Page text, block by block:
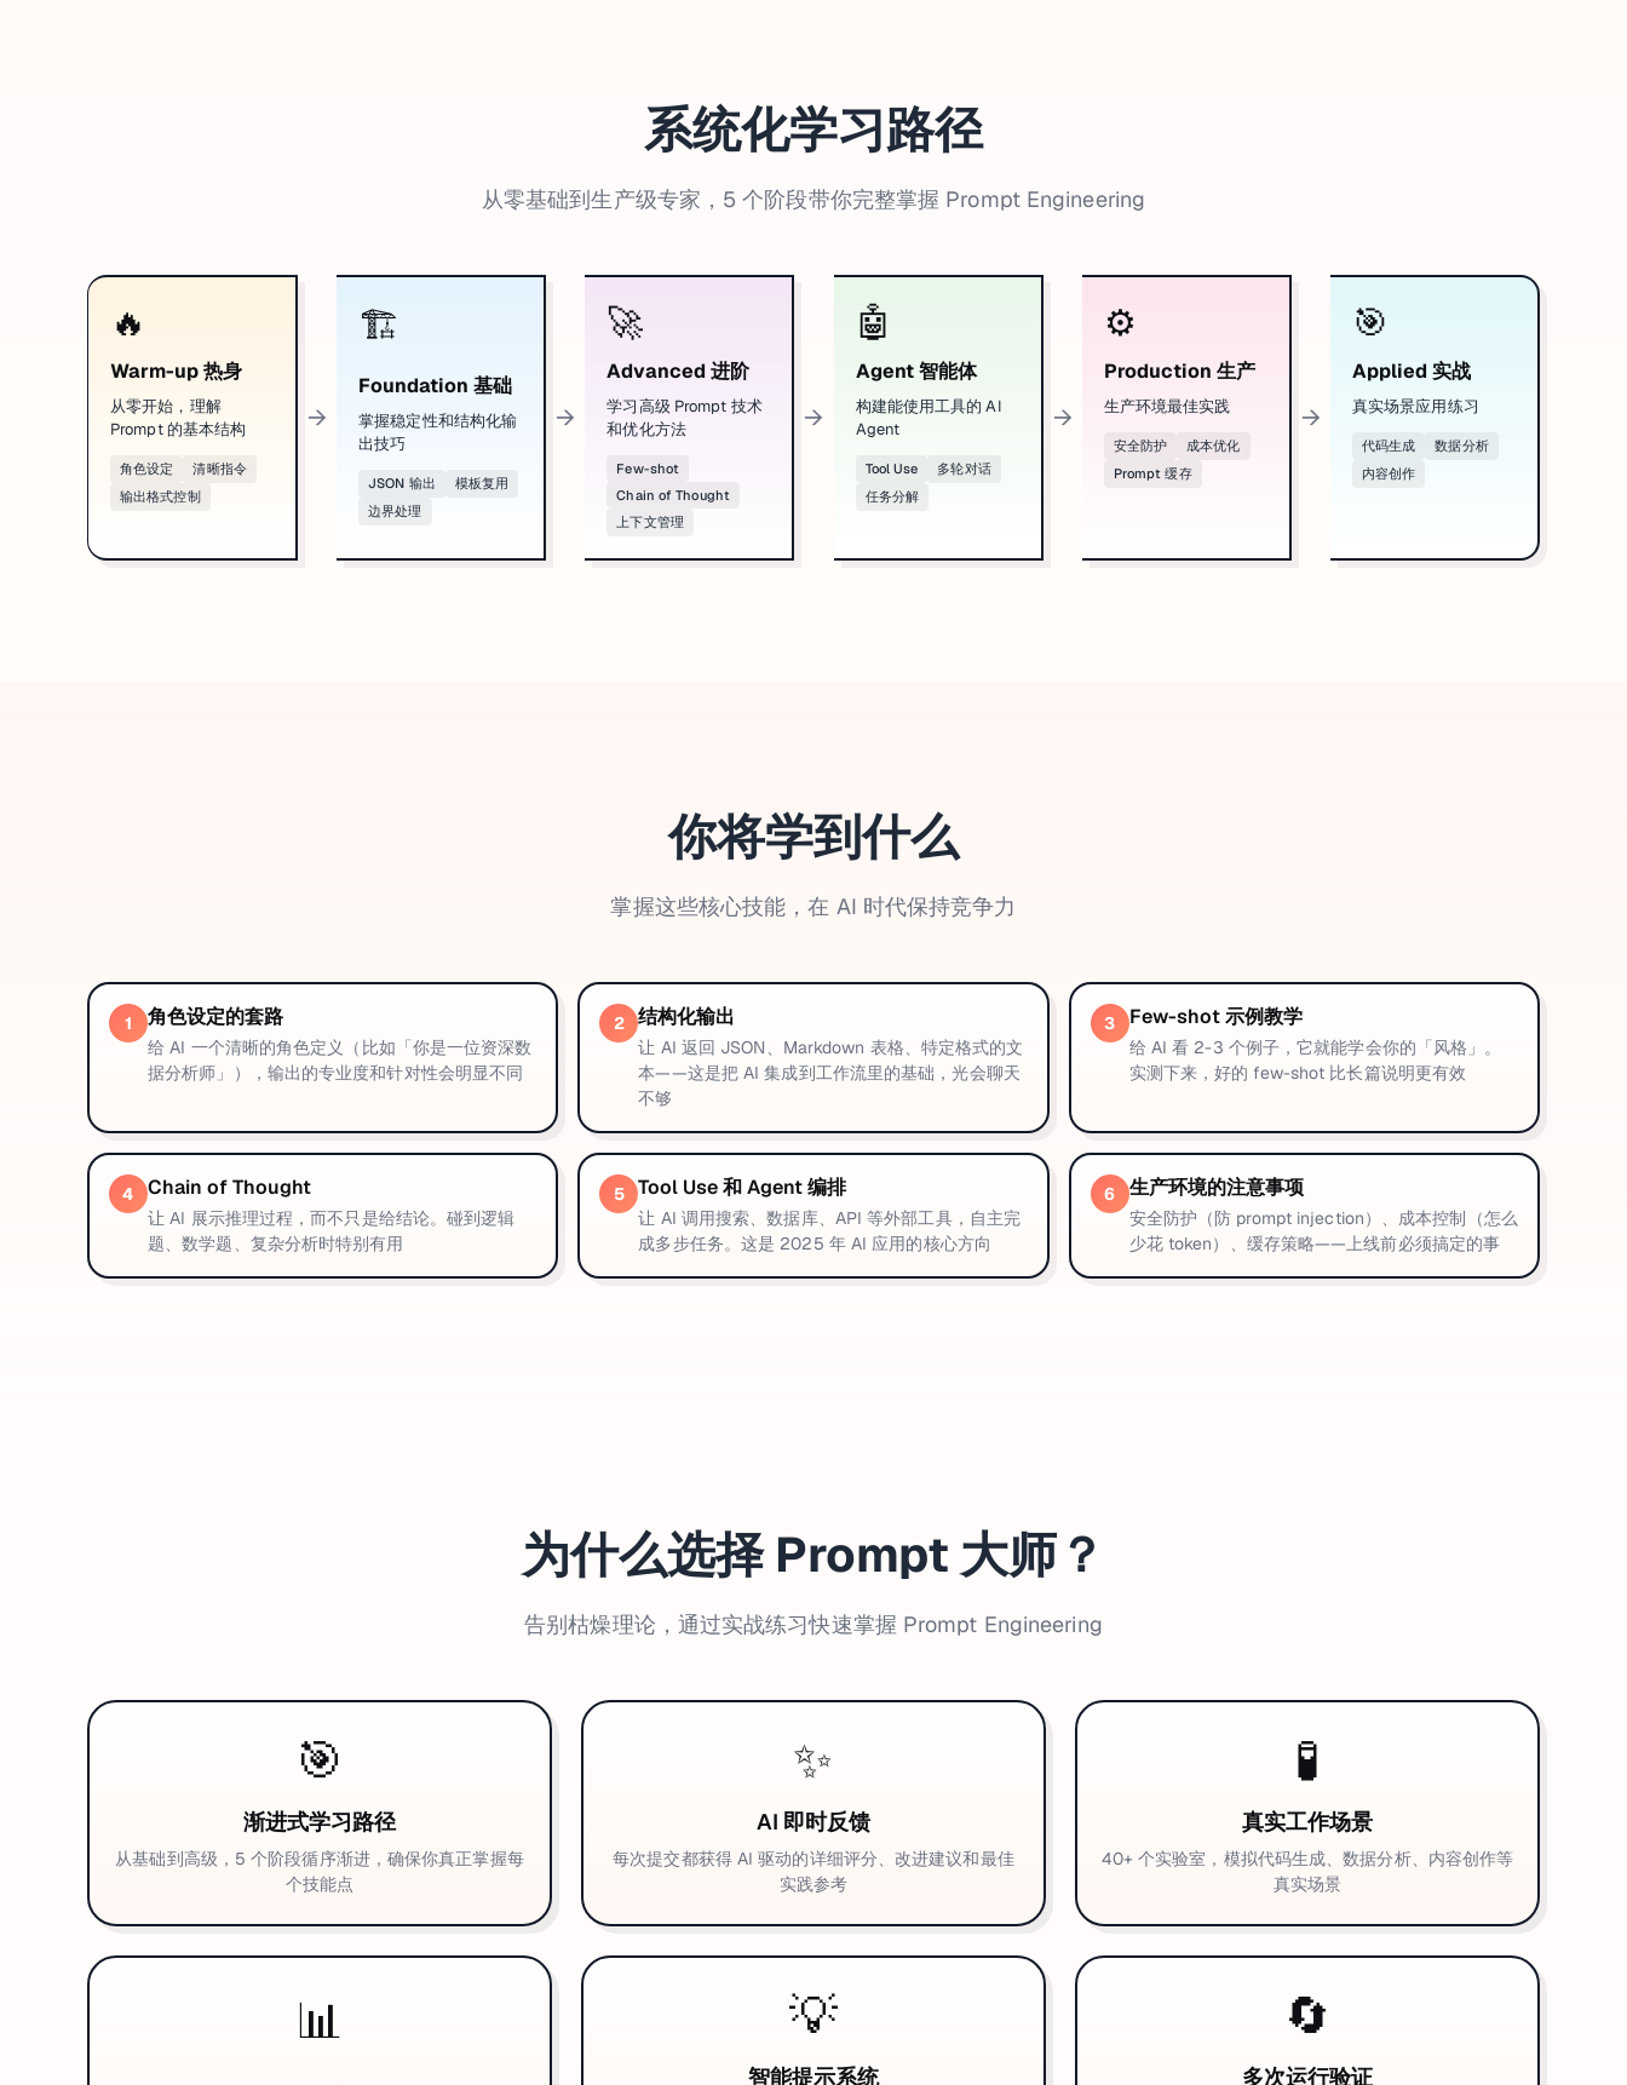
系统化学习路径
从零基础到生产级专家，5 个阶段带你完整掌握 Prompt Engineering
🔥
Warm-up 热身
从零开始，理解
Prompt 的基本结构
角色设定
清晰指令
输出格式控制
→
🏗️
Foundation 基础
掌握稳定性和结构化输
出技巧
JSON 输出
模板复用
边界处理
→
🚀
Advanced 进阶
学习高级 Prompt 技术
和优化方法
Few-shot
Chain of Thought
上下文管理
→
🤖
Agent 智能体
构建能使用工具的 AI
Agent
Tool Use
多轮对话
任务分解
→
⚙️
Production 生产
生产环境最佳实践
安全防护
成本优化
Prompt 缓存
→
🎯
Applied 实战
真实场景应用练习
代码生成
数据分析
内容创作
你将学到什么
掌握这些核心技能，在 AI 时代保持竞争力
1 角色设定的套路
给 AI 一个清晰的角色定义（比如「你是一位资深数
据分析师」），输出的专业度和针对性会明显不同
2 结构化输出
让 AI 返回 JSON、Markdown 表格、特定格式的文
本——这是把 AI 集成到工作流里的基础，光会聊天
不够
3 Few-shot 示例教学
给 AI 看 2-3 个例子，它就能学会你的「风格」。
实测下来，好的 few-shot 比长篇说明更有效
4 Chain of Thought
让 AI 展示推理过程，而不只是给结论。碰到逻辑
题、数学题、复杂分析时特别有用
5 Tool Use 和 Agent 编排
让 AI 调用搜索、数据库、API 等外部工具，自主完
成多步任务。这是 2025 年 AI 应用的核心方向
6 生产环境的注意事项
安全防护（防 prompt injection）、成本控制（怎么
少花 token）、缓存策略——上线前必须搞定的事
为什么选择 Prompt 大师？
告别枯燥理论，通过实战练习快速掌握 Prompt Engineering
🎯
渐进式学习路径
从基础到高级，5 个阶段循序渐进，确保你真正掌握每
个技能点
✨
AI 即时反馈
每次提交都获得 AI 驱动的详细评分、改进建议和最佳
实践参考
🧪
真实工作场景
40+ 个实验室，模拟代码生成、数据分析、内容创作等
真实场景
📊 💡
智能提示系统
🔄
多次运行验证